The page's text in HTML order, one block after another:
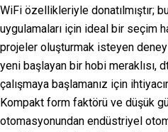
WiFi özellikleriyle donatılmıştır;
uygulamaları için ideal bir seçim
projeler oluşturmak isteyen
yeni başlayan bir hobi meraklısı,
çalışmaya başlamanız için
Kompakt form faktörü ve düşük
otomasyonundan endüstriyel